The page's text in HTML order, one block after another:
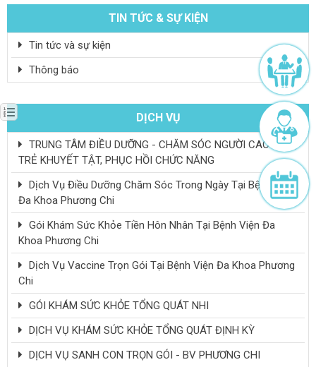
TIN TỨC & SỰ KIỆN
Tin tức và sự kiện
Thông báo
DỊCH VỤ
TRUNG TÂM ĐIỀU DƯỠNG - CHĂM SÓC NGƯỜI CAO TUỔI,
TRẺ KHUYẾT TẬT, PHỤC HỒI CHỨC NĂNG
Dịch Vụ Điều Dưỡng Chăm Sóc Trong Ngày Tại Bệnh Viện
Đa Khoa Phương Chi
Gói Khám Sức Khỏe Tiền Hôn Nhân Tại Bệnh Viện Đa
Khoa Phương Chi
Dịch Vụ Vaccine Trọn Gói Tại Bệnh Viện Đa Khoa Phương
Chi
GÓI KHÁM SỨC KHỎE TỔNG QUÁT NHI
DỊCH VỤ KHÁM SỨC KHỎE TỔNG QUÁT ĐỊNH KỲ
DỊCH VỤ SANH CON TRỌN GÓI - BV PHƯƠNG CHI